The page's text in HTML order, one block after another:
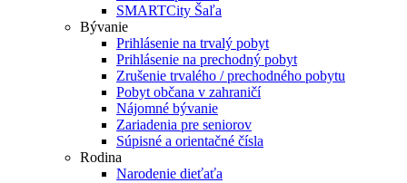
SMARTCity Šaľa
Bývanie
Prihlásenie na trvalý pobyt
Prihlásenie na prechodný pobyt
Zrušenie trvalého / prechodného pobytu
Pobyt občana v zahraničí
Nájomné bývanie
Zariadenia pre seniorov
Súpisné a orientačné čísla
Rodina
Narodenie dieťaťa